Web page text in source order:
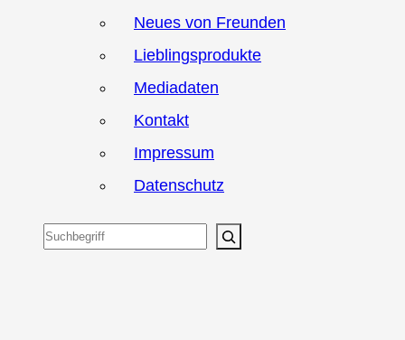
Neues von Freunden
Lieblingsprodukte
Mediadaten
Kontakt
Impressum
Datenschutz
Suchen